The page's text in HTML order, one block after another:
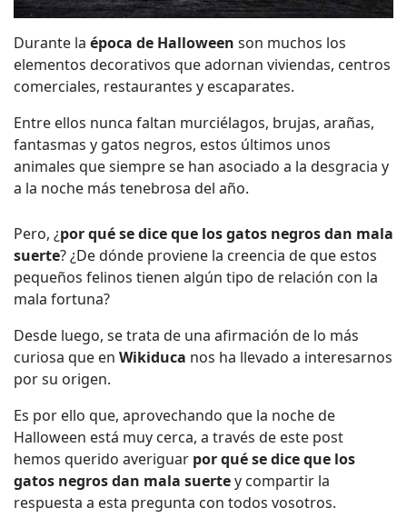
Durante la época de Halloween son muchos los
elementos decorativos que adornan viviendas, centros
comerciales, restaurantes y escaparates.
Entre ellos nunca faltan murciélagos, brujas, arañas,
fantasmas y gatos negros, estos últimos unos
animales que siempre se han asociado a la desgracia y
a la noche más tenebrosa del año.
Pero, ¿por qué se dice que los gatos negros dan mala
suerte? ¿De dónde proviene la creencia de que estos
pequeños felinos tienen algún tipo de relación con la
mala fortuna?
Desde luego, se trata de una afirmación de lo más
curiosa que en Wikiduca nos ha llevado a interesarnos
por su origen.
Es por ello que, aprovechando que la noche de
Halloween está muy cerca, a través de este post
hemos querido averiguar por qué se dice que los
gatos negros dan mala suertey compartir la
respuesta a esta pregunta con todos vosotros.